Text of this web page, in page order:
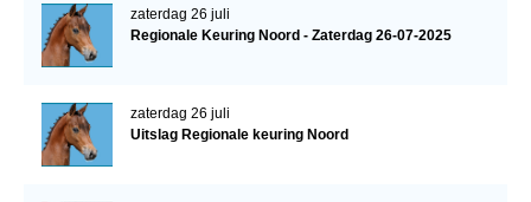
zaterdag 26 juli
Regionale Keuring Noord - Zaterdag 26-07-2025
zaterdag 26 juli
Uitslag Regionale keuring Noord